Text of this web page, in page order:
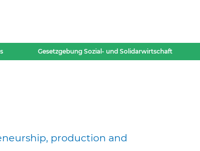
Gesetzgebung Sozial- und Solidarwirtschaft
production and